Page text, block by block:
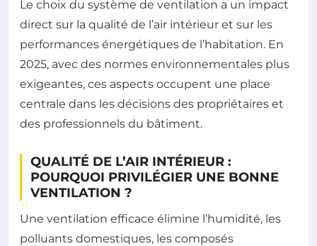
Le choix du système de ventilation a un impact
direct sur la qualité de l’air intérieur et sur les
performances énergétiques de l’habitation. En
2025, avec des normes environnementales plus
exigeantes, ces aspects occupent une place
centrale dans les décisions des propriétaires et
des professionnels du bâtiment.
QUALITÉ DE L’AIR INTÉRIEUR :
POURQUOI PRIVILÉGIER UNE BONNE
VENTILATION ?
Une ventilation efficace élimine l’humidité, les
polluants domestiques, les composés